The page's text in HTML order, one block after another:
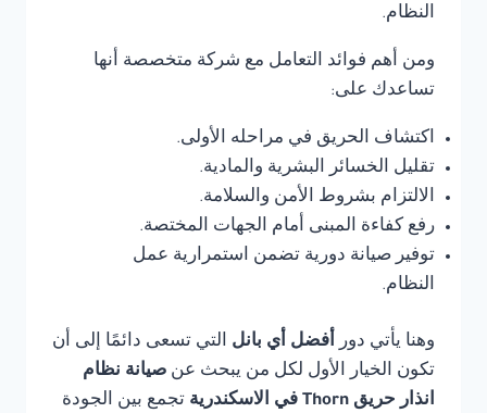
النظام.
ومن أهم فوائد التعامل مع شركة متخصصة أنها
تساعدك على:
اكتشاف الحريق في مراحله الأولى.
تقليل الخسائر البشرية والمادية.
الالتزام بشروط الأمن والسلامة.
رفع كفاءة المبنى أمام الجهات المختصة.
توفير صيانة دورية تضمن استمرارية عمل
النظام.
وهنا يأتي دور أفضل أي بانل التي تسعى دائمًا إلى أن
تكون الخيار الأول لكل من يبحث عن صيانة نظام
انذار حريق Thorn في الاسكندرية
تجمع بين الجودة